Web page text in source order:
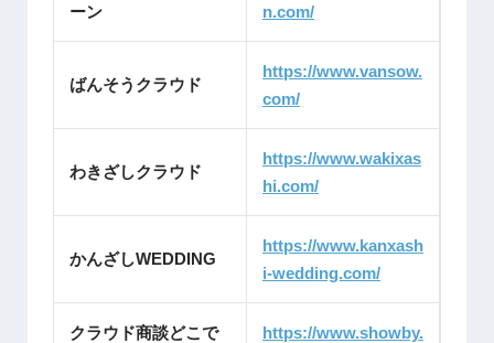
ーン
n.com/
ばんそうクラウド
https://www.vansow.
com/
わきざしクラウド
https://www.wakixas
hi.com/
かんざしWEDDING
https://www.kanxash
i-wedding.com/
クラウド商談どこで
https://www.showby.